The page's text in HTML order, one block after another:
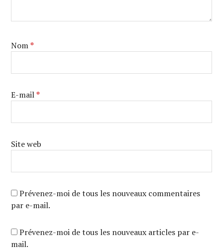
Nom*
E-mail*
Site web
Prévenez-moi de tous les nouveaux commentaires
par e-mail.
Prévenez-moi de tous les nouveaux articles par e-
mail.